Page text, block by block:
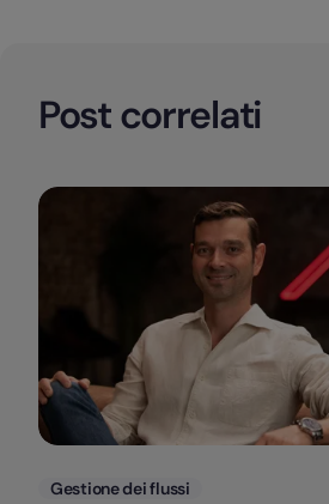
Post correlati
Categorie
Gestione dei flussi